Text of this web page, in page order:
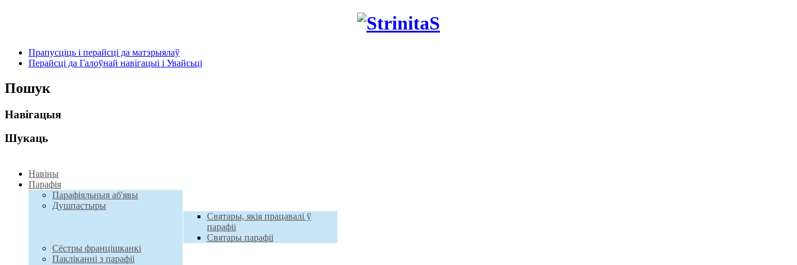
Прапусціць і перайсці да матэрыялаў
Перайсці да Галоўнай навігацыі і Увайсьці
Пошук
Навігацыя
Шукаць
Навiны
Парафiя
Парафіяльныя аб'явы
Душпастыры
Святары, якія працавалі ў
парафіі
Святары парафіі
Сёстры францішканкі
Пакліканні з парафіі